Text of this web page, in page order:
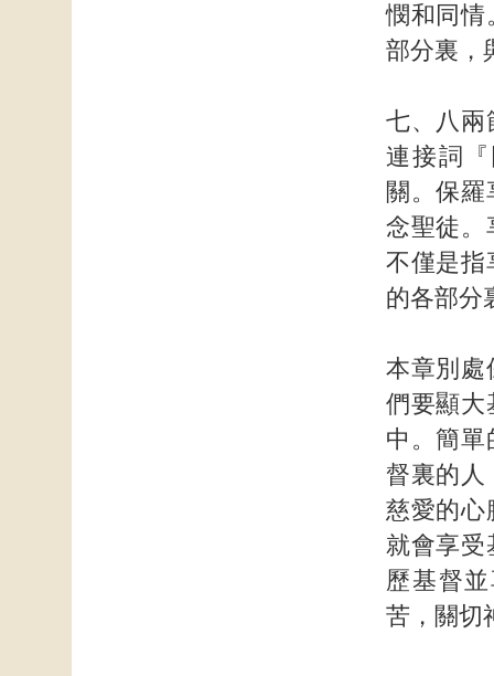
憫和同情
部分裏，
七、八兩
連接詞
關。保
念聖徒。
不僅是指
的各部分
本章別處
們要顯大
中。簡單
督裏的人
慈愛的心
就會享受
歷基督
苦，關切